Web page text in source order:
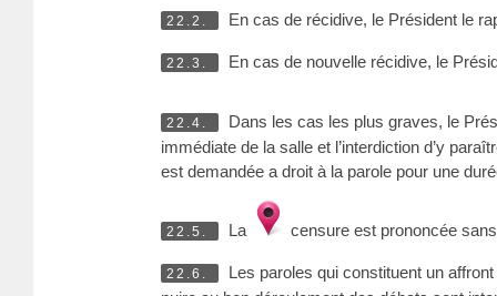
22.2. En cas de récidive, le Président le
22.3. En cas de nouvelle récidive, le
22.4.
Dans les cas les plus graves, le
immédiate de la salle et l’interdiction d’y
est demandée a droit à la parole pour une
22.5. La censure est prononcée
22.6.
Les paroles qui constituent un